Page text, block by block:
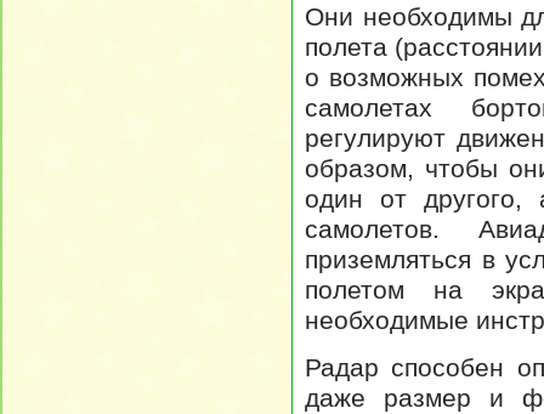
Они необходимы
полета
о возможных
самолетах
регулируют
образом, чтобы
один от другого,
самолетов.
приземляться в
полетом на
необходимые
Радар способен
даже размер и